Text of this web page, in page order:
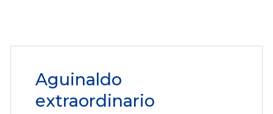
Aguinaldo
extraordinario